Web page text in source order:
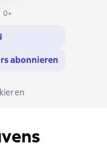
0+
abonnieren